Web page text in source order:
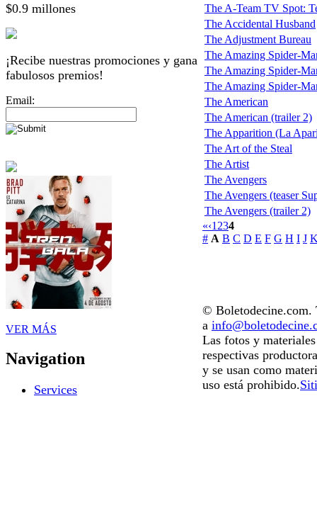
$0.9 millones
¡Recibe nuestras promociones y gana
fabulosos premios!
Email:
VER MÁS
Navigation
Services
The A-Team TV Spot:
The Accidental Husband
The Adjustment Bureau
The Amazing Spider-
The Amazing Spider-
The Amazing Spider-
The American
The American (trailer 2)
The Apparition (La
The Art of the Steal
The Artist
The Avengers
The Avengers (teaser
The Avengers (trailer 2)
«‹1 234
# A B C D E F G H I J
© Boletodecine.com.
a
Las fotos y
respectivas
y se usan como
uso está prohibido.